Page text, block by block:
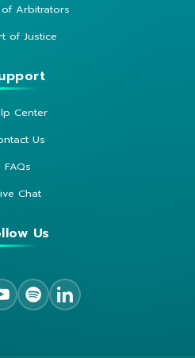
Arbitrators
of Justice
Center
Us
FAQs
Chat
Us